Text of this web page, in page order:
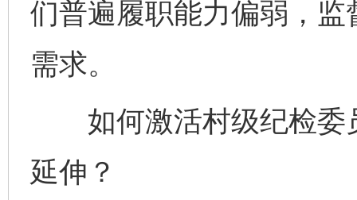
们普遍履职能力偏弱，
需求。
如何激活村级纪检委
延伸？